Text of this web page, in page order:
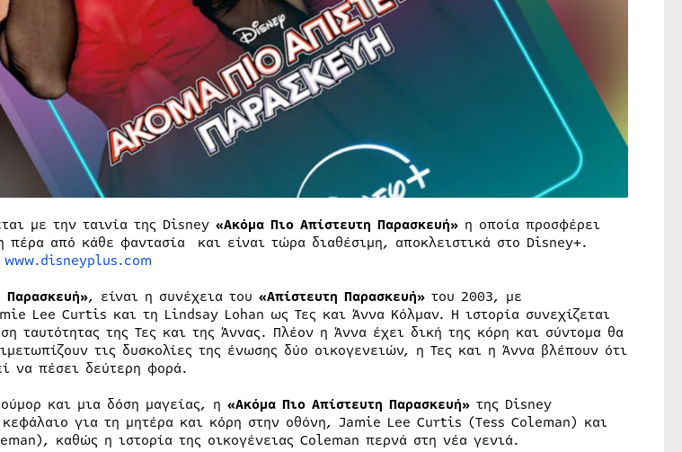
με την ταινία της Disney «Ακόμα Πιο Απίστευτη Παρασκευή»η οποία προσφέρει
πέρα από κάθε φαντασία και είναι τώρα διαθέσιμη, αποκλειστικά στο Disney+.
www.disneyplus.com
Παρασκευή», είναι η συνέχεια του «Απίστευτη Παρασκευή»του 2003, με
Lee Curtis και τη Lindsay Lohan ως Τες και Άννα Κόλμαν. Η ιστορία συνεχίζεται
ταυτότητας της Τες και της Άννας. Πλέον η Άννα έχει δική της κόρη και σύντομα θα
τις δυσκολίες της ένωσης δύο οικογενειών, η Τες και η Άννα βλέπουν ότι
να πέσει δεύτερη φορά.
και μια δόση μαγείας, η «Ακόμα Πιο Απίστευτη Παρασκευή»της Disney
κεφάλαιο για τη μητέρα και κόρη στην οθόνη, Jamie Lee Curtis (Tess Coleman) και
καθώς η ιστορία της οικογένειας Coleman περνά στη νέα γενιά.